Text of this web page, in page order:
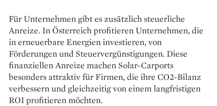
Für Unternehmen gibt es zusätzlich steuerliche
Anreize. In Österreich profitieren Unternehmen, die
in erneuerbare Energien investieren, von
Förderungen und Steuervergünstigungen. Diese
finanziellen Anreize machen Solar-Carports
besonders attraktiv für Firmen, die ihre CO2-Bilanz
verbessern und gleichzeitig von einem langfristigen
ROI profitieren möchten.